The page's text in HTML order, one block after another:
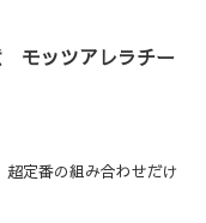
モッツアレラチー
定番の組み合わせだけ